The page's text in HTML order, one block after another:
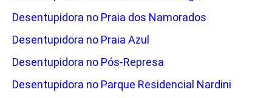
Desentupidora no Praia dos Namorados
Desentupidora no Praia Azul
Desentupidora no Pós-Represa
Desentupidora no Parque Residencial Nardini